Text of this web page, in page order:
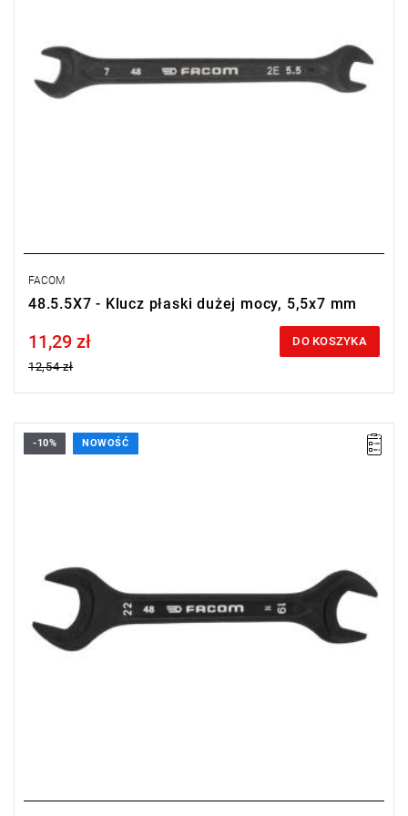
FACOM
48.5.5X7 - Klucz płaski dużej mocy, 5,5x7 mm
Price tax included
11,29 zł
12,54 zł
DO KOSZYKA
-10% NOWOŚĆ